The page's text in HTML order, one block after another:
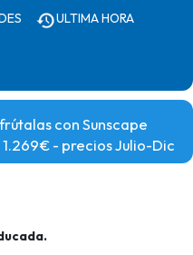
ULTIMA HORA
con Sunscape
- precios Julio-Dic